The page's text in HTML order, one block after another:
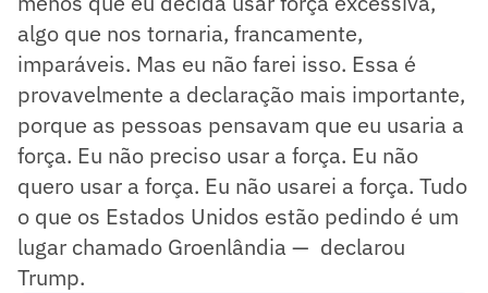
algo que nos tornaria, francamente,
imparáveis. Mas eu não farei isso. Essa é
provavelmente a declaração mais importante,
porque as pessoas pensavam que eu usaria a
força. Eu não preciso usar a força. Eu não
quero usar a força. Eu não usarei a força. Tudo
o que os Estados Unidos estão pedindo é um
lugar chamado Groenlândia — declarou
Trump.